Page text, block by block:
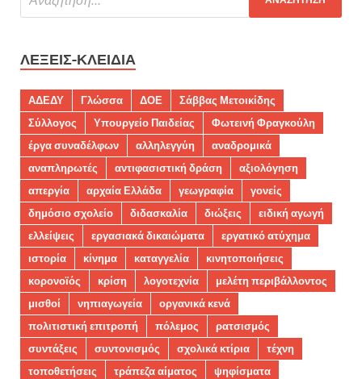
ΛΈΞΕΙΣ-ΚΛΕΙΔΙΆ
ΑΔΕΔΥ Γλώσσα ΔΟΕ
Σάββας Μετοικίδης
Σύλλογος
Υπουργείο Παιδείας
Φωτεινή Φραγκούλη
έργα συναδέλφων
αλληλεγγύη
αναδρομικά
αναπληρωτές
αντιφασιστική δράση
αξιολόγηση
απεργία
αρχαία Ελλάδα γεωγραφία
γονείς
δημόσιο σχολείο
διδασκαλία διώξεις
ειδική αγωγή
ελλείψεις
εργασιακά δικαιώματα
εργατικό ατύχημα
ιστορία
κίνημα καταγγελία
κινητοποιήσεις
κορονοϊός
κρίση λογοτεχνία
μελέτη περιβάλλοντος
μισθοί
νηπιαγωγεία
οργανικά κενά
πολιτιστική επιτροπή
πόλεμος
ρατσισμός
συντάξεις
συντονισμός σχολικά κτίρια
τέχνη
τοποθετήσεις
τράπεζα αίματος ψηφίσματα